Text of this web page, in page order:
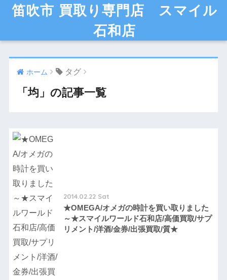
笛吹市 買取り専門店 スマイル
石和店
ホーム タグ
「均」の記事一覧
2014.02.22 Sat
★OMEGA/オメガの時計を買い取りました
～★スマイルワールド石和店/高価買取/サプ
リメント/洋酒/金券/出張買取/質★